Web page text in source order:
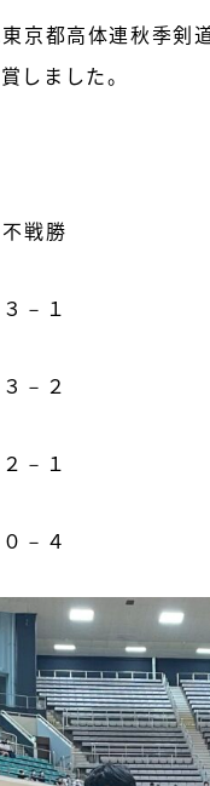
京都高体連秋季剣
しました。
戦勝
－１
２
－１
－４